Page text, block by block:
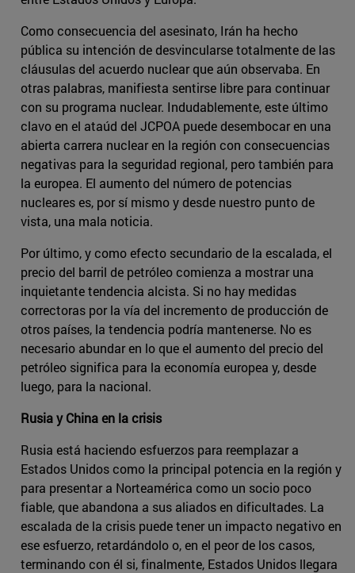
Como consecuencia del asesinato, Irán ha hecho
pública su intención de desvincularse totalmente de las
cláusulas del acuerdo nuclear que aún observaba. En
otras palabras, manifiesta sentirse libre para continuar
con su programa nuclear. Indudablemente, este último
clavo en el ataúd del JCPOA puede desembocar en una
abierta carrera nuclear en la región con consecuencias
negativas para la seguridad regional, pero también para
la europea. El aumento del número de potencias
nucleares es, por sí mismo y desde nuestro punto de
vista, una mala noticia.
Por último, y como efecto secundario de la escalada, el
precio del barril de petróleo comienza a mostrar una
inquietante tendencia alcista. Si no hay medidas
correctoras por la vía del incremento de producción de
otros países, la tendencia podría mantenerse. No es
necesario abundar en lo que el aumento del precio del
petróleo significa para la economía europea y, desde
luego, para la nacional.
Rusia y China en la crisis
Rusia está haciendo esfuerzos para reemplazar a
Estados Unidos como la principal potencia en la región y
para presentar a Norteamérica como un socio poco
fiable, que abandona a sus aliados en dificultades. La
escalada de la crisis puede tener un impacto negativo en
ese esfuerzo, retardándolo o, en el peor de los casos,
terminando con él si, finalmente, Estados Unidos llegara